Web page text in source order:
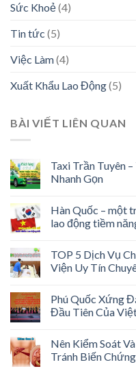
Sức Khoẻ(4)
Tin tức (5)
Việc Làm(4)
Xuất Khẩu Lao Động(5)
BÀI VIẾT LIÊN QUAN
Taxi Trần Tuyên
Nhanh Gọn
Hàn Quốc – một
lao động tiềm
TOP 5 Dịch Vụ
Viện Uy Tín
Phú Quốc Xứng
Đầu Tiên Của
Nên Kiểm Soát
Tránh Biến Chứng